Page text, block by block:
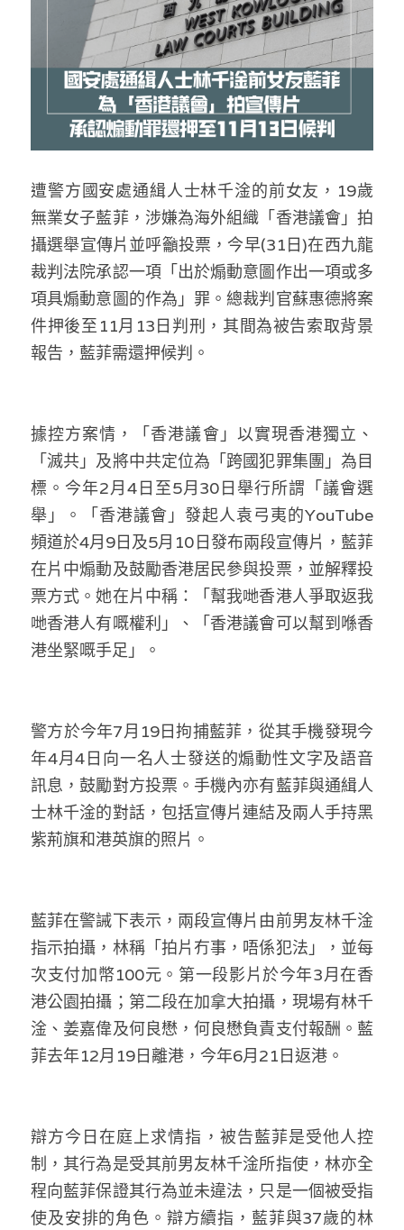
美西霸凌內幕
美西極權主義
真相直擊
極端暴恐實錄
朱庭萱專欄
莫綺琪專欄
黃萬成專欄
招國偉專欄
高松傑專欄
林伯強專欄
馮煒光專欄
趙處機專欄
KOL 精選
曾子晴 - 晴深直說
龔靜儀大律師專欄
陳貴春大律師專欄
陳子遷律師專欄
羅浚軒專欄
溫志倫專欄
張美雄專欄
莊豪鋒專欄
香港科技專上書院｜專欄
屠龍小隊案
黎智英案審訊
支聯會案
35+顛覆案
吃喝玩指南
休閒好介紹
花生仔漫畫週記
關於我們
人才招聘
投稿熱線
商戶合作
支持讚助
條款及細則
關於我們
搜索
繁體中文
繁體中文
English
遭警方國安處通緝人士林千淦的前女友，19歲
無業女子藍菲，涉嫌為海外組織「香港議會」拍
攝選舉宣傳片並呼籲投票，今早(31日)在西九龍
裁判法院承認一項「出於煽動意圖作出一項或多
項具煽動意圖的作為」罪。總裁判官蘇惠德將案
件押後至11月13日判刑，其間為被告索取背景
報告，藍菲需還押候判。
據控方案情，「香港議會」以實現香港獨立、
「滅共」及將中共定位為「跨國犯罪集團」為目
標。今年2月4日至5月30日舉行所謂「議會選
舉」。「香港議會」發起人袁弓夷的YouTube
頻道於4月9日及5月10日發布兩段宣傳片，藍菲
在片中煽動及鼓勵香港居民參與投票，並解釋投
票方式。她在片中稱：「幫我哋香港人爭取返我
哋香港人有嘅權利」、「香港議會可以幫到喺香
港坐緊嘅手足」。
警方於今年7月19日拘捕藍菲，從其手機發現今
年4月4日向一名人士發送的煽動性文字及語音
訊息，鼓勵對方投票。手機內亦有藍菲與通緝人
士林千淦的對話，包括宣傳片連結及兩人手持黑
紫荊旗和港英旗的照片。
藍菲在警誡下表示，兩段宣傳片由前男友林千淦
指示拍攝，林稱「拍片冇事，唔係犯法」，並每
次支付加幣100元。第一段影片於今年3月在香
港公園拍攝；第二段在加拿大拍攝，現場有林千
淦、姜嘉偉及何良懋，何良懋負責支付報酬。藍
菲去年12月19日離港，今年6月21日返港。
辯方今日在庭上求情指，被告藍菲是受他人控
制，其行為是受其前男友林千淦所指使，林亦全
程向藍菲保證其行為並未違法，只是一個被受指
使及安排的角色。辯方續指，藍菲與37歲的林